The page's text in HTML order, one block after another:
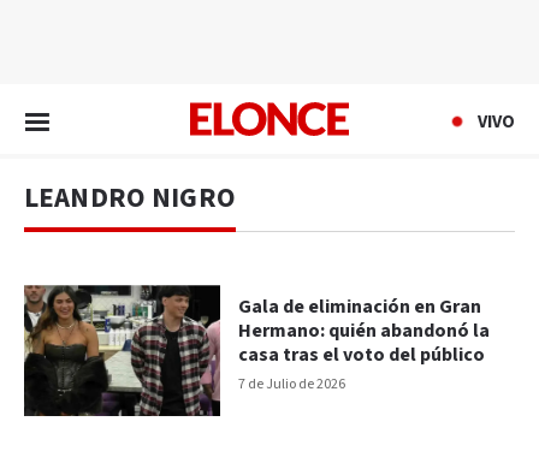
VIVO
LEANDRO NIGRO
7 de Julio de 2026
Gala de eliminación en Gran
Hermano: quién abandonó la
casa tras el voto del público